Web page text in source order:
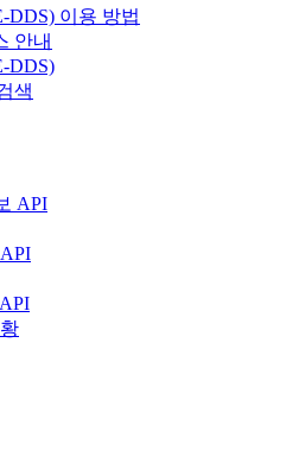
DDS) 이용 방법
안내
DDS)
색
API